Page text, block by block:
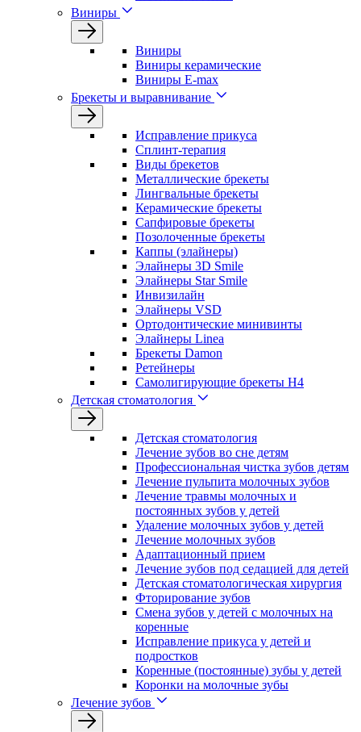
Виниры
Виниры
Виниры керамические
Виниры E-max
Брекеты и выравнивание
Исправление прикуса
Сплинт-терапия
Виды брекетов
Металлические брекеты
Лингвальные брекеты
Керамические брекеты
Сапфировые брекеты
Позолоченные брекеты
Каппы (элайнеры)
Элайнеры 3D Smile
Элайнеры Star Smile
Инвизилайн
Элайнеры VSD
Ортодонтические минивинты
Элайнеры Linea
Брекеты Damon
Ретейнеры
Самолигирующие брекеты H4
Детская стоматология
Детская стоматология
Лечение зубов во сне детям
Профессиональная чистка зубов детям
Лечение пульпита молочных зубов
Лечение травмы молочных и
постоянных зубов у детей
Удаление молочных зубов у детей
Лечение молочных зубов
Адаптационный прием
Лечение зубов под седацией для детей
Детская стоматологическая хирургия
Фторирование зубов
Смена зубов у детей с молочных на
коренные
Исправление прикуса у детей и
подростков
Коренные (постоянные) зубы у детей
Коронки на молочные зубы
Лечение зубов